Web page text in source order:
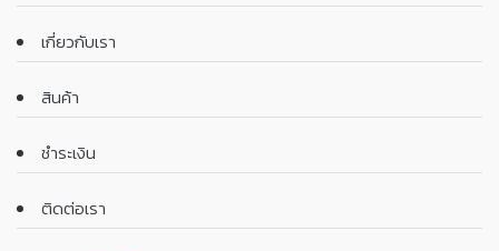
เกี่ยวกับเรา
สินค้า
ชำระเงิน
ติดต่อเรา